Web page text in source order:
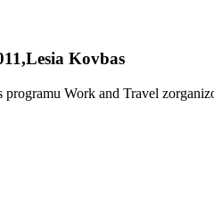
Kovbas
programu Work and Travel